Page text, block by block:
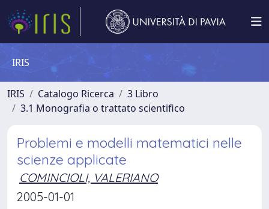
IRIS
IRIS Catalogo Ricerca
3 Libro
3.1 Monografia o trattato scientifico
Problemi e modelli matematici nelle
scienze applicate
COMINCIOLI, VALERIANO
2005-01-01